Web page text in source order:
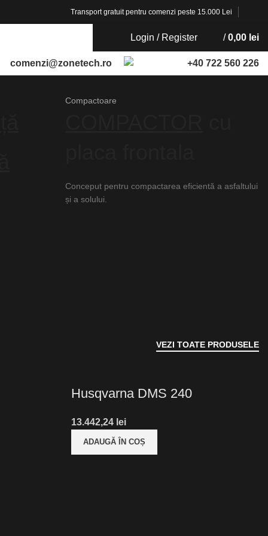
Transport gratuit pentru comenzi peste 15.000 Lei
Login / Register / 0,00 lei
comenzi@zonetech.ro +40 722 560 226
Compactoare
Conceput pentru compactarea eficientă a asfaltului
și a solului.
VEZI TOATE PRODUSELE
Husqvarna DMS 240
lei
ADAUGĂ ÎN COȘ